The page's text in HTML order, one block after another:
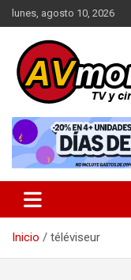
Saltar
al
contenido
lunes, agosto 10, 2026
Últimas
y Cine en
Inicio téléviseur